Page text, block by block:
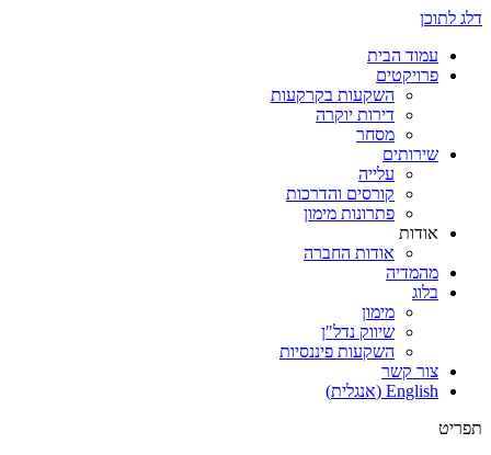
דלג לתוכן
עמוד הבית
פרויקטים
השקעות בקרקעות
דירות יוקרה
מסחר
שירותים
עלייה
קורסים והדרכות
פתרונות מימון
אודות
אודות החברה
מהמדיה
בלוג
מימון
שיווק נדל"ן
השקעות פיננסיות
צור קשר
English
(אנגלית)
תפריט